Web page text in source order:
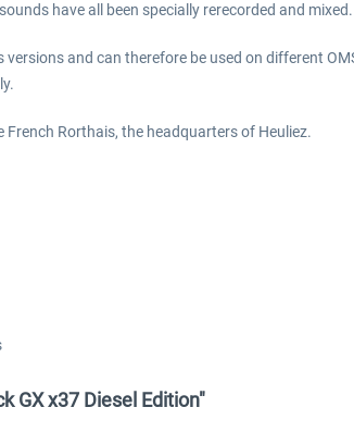
have all been specially rerecorded and
and can therefore be used on different
Rorthais, the headquarters of Heuliez.
GX x37 Diesel Edition"